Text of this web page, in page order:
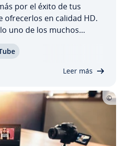
por el éxito de tus
ofre­ce­r­los en calidad HD.
uno de los muchos
los re­su­l­ta­dos de
Leer más